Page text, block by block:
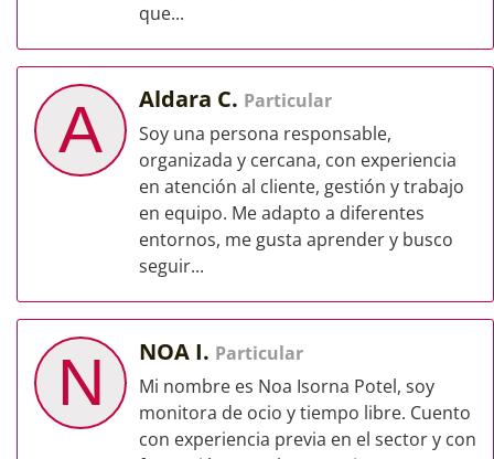
que...
A Aldara C. Particular
Soy una persona responsable,
organizada y cercana, con experiencia
en atención al cliente, gestión y trabajo
en equipo. Me adapto a diferentes
entornos, me gusta aprender y busco
seguir...
N NOA I. Particular
Mi nombre es Noa Isorna Potel, soy
monitora de ocio y tiempo libre. Cuento
con experiencia previa en el sector y con